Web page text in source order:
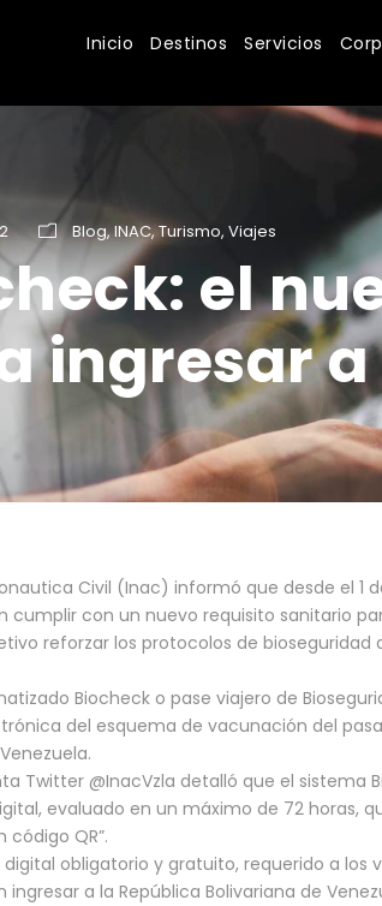
Inicio Destinos Servicios
Blog,INAC,Turismo, Viajes
el
ingresar
Civil (Inac) informó que desde el 1
cumplir con un nuevo requisito sanitario
reforzar los protocolos de bioseguridad
Biocheck o pase viajero de
del esquema de vacunación del
Twitter @InacVzla detalló que el sistema
evaluado en un máximo de 72 horas,
código QR”.
obligatorio y gratuito, requerido a los
a la República Bolivariana de